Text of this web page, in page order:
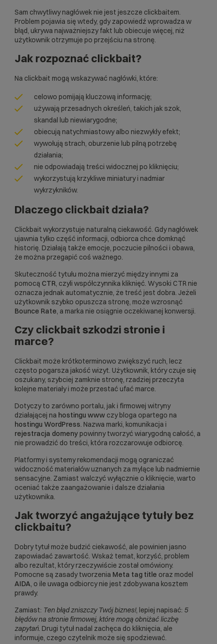
Sam chwytliwy nagłówek nie jest jeszcze clickbaitem.
Problem pojawia się wtedy, gdy zapowiedź wprowadza w
błąd, ukrywa najważniejszy fakt lub obiecuje więcej, niż
użytkownik otrzymuje po przejściu na stronę.
Jak rozpoznać clickbait?
Na clickbait mogą wskazywać nagłówki, które:
celowo pomijają kluczową informację;
używają przesadnych określeń, takich jak szok,
skandal lub niewiarygodne;
obiecują natychmiastowy albo niezwykły efekt;
wywołują strach, oburzenie lub pilną potrzebę
działania;
nie odpowiadają treści widocznej po kliknięciu;
wykorzystują krzykliwe miniatury i nadmiar
wykrzykników.
Dlaczego clickbait działa?
Clickbait wykorzystuje naturalną ciekawość. Gdy nagłówek
ujawnia tylko część informacji, odbiorca chce domknąć
historię. Działają także emocje, poczucie pilności i obawa,
że można przegapić coś ważnego.
Skuteczność tytułu można mierzyć między innymi za
pomocą CTR, czyli współczynnika kliknięć. Wysoki CTR nie
oznacza jednak automatycznie, że treść jest dobra. Jeżeli
użytkownik szybko opuszcza stronę, może wzrosnąć
Bounce Rate, a marka nie osiągnie oczekiwanej konwersji.
Czy clickbait szkodzi stronie i
marce?
Clickbait może krótkoterminowo zwiększyć ruch, lecz
często pogarsza jakość wizyt. Użytkownik, który czuje się
oszukany, szybciej zamknie stronę, rzadziej przeczyta
kolejne materiały i może przestać ufać marce.
Dotyczy to zarówno portalu, jak i firmowej witryny
działającej na hostingu www czy bloga opartego na
hostingu WordPress. Nazwa marki, komunikacja i
rejestracja domeny powinny tworzyć wiarygodną całość, a
nie prowadzić do treści, która rozczarowuje odbiorcę.
Platformy i systemy rekomendacji mogą ograniczać
widoczność materiałów uznanych za mylące lub nadmiernie
sensacyjne. Zamiast walczyć wyłącznie o kliknięcie, warto
oceniać także zaangażowanie i dalsze działania
użytkownika.
Jak tworzyć angażujące tytuły bez
clickbaitu?
Dobry tytuł może budzić ciekawość, ale powinien jasno
zapowiadać zawartość. Wskaż temat, korzyść, problem
albo rezultat, który rzeczywiście został omówiony.
Pomocne są zasady tworzenia Meta tag title oraz model
AIDA, o ile uwaga odbiorcy nie jest zdobywana kosztem
prawdy.
Zamiast: Ten błąd zniszczy Twój biznes!, lepiej napisać: 5
błędów na stronie firmowej, które mogą obniżać liczbę
zapytań. Drugi tytuł nadal zachęca do kliknięcia, ale
informuje, czego czytelnik może się spodziewać.